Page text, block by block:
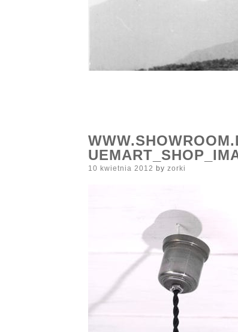
Posted
10 kwietnia 2012 by zorki